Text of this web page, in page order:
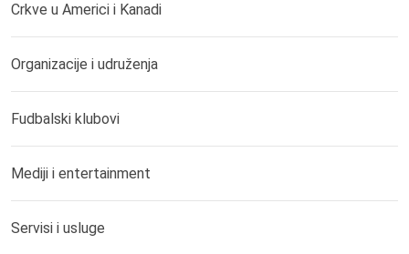
Crkve u Americi i Kanadi
Organizacije i udruženja
Fudbalski klubovi
Mediji i entertainment
Servisi i usluge